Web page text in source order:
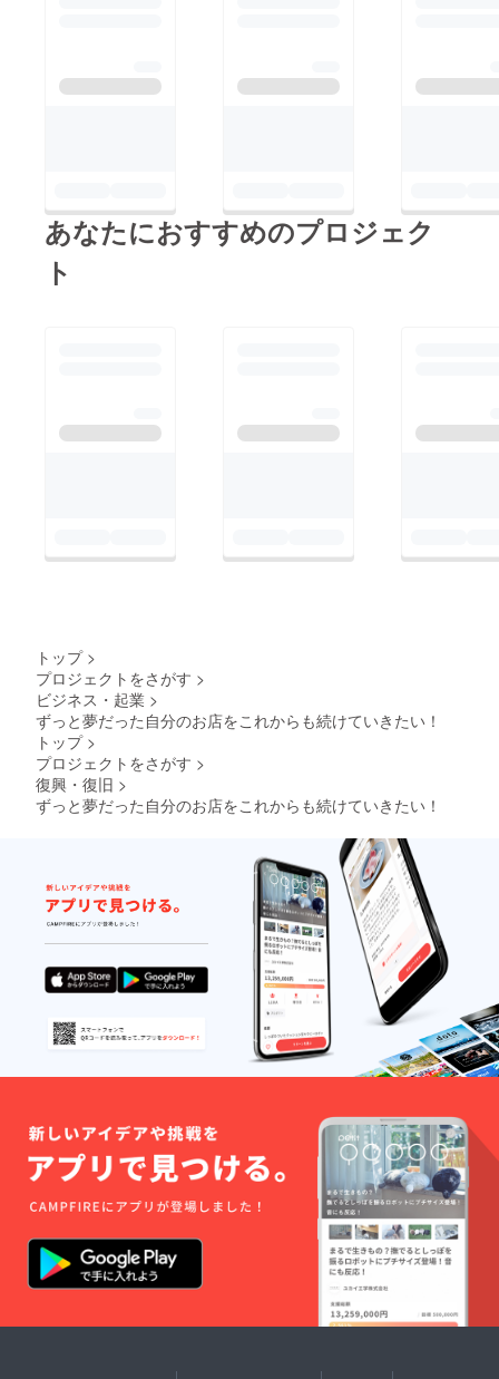
あなたにおすすめのプロジェク
ト
トップ >
プロジェクトをさがす >
ビジネス・起業 >
ずっと夢だった自分のお店をこれからも続けていきたい！
トップ >
プロジェクトをさがす >
復興・復旧 >
ずっと夢だった自分のお店をこれからも続けていきたい！